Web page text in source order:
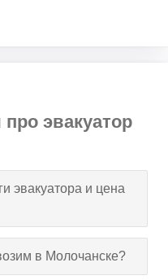
эвакуатор
эвакуатора и цена
в Молочанске?